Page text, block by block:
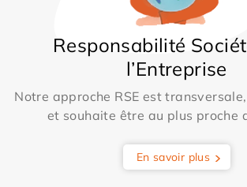
Responsabilité
l’Entreprise
Notre approche RSE est
et souhaite être au plus proche
En savoir plus